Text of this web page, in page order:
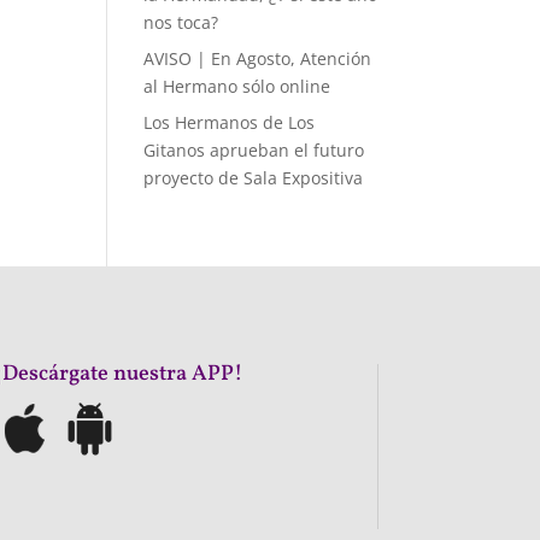
nos toca?
AVISO | En Agosto, Atención
al Hermano sólo online
Los Hermanos de Los
Gitanos aprueban el futuro
proyecto de Sala Expositiva
nuestra APP!